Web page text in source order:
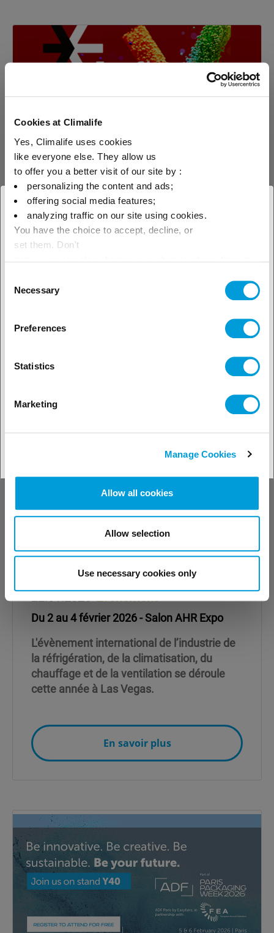
Cookies at Climalife
Yes, Climalife uses cookies
like everyone else. They allow us
to offer you a better visit of our site by :
personalizing the content and ads;
offering social media features;
analyzing traffic on our site using cookies.
You have the choice to accept, decline, or
set them. Don't
Selection
Necessary
Preferences
Statistics
Marketing
Manage Cookies
Allow all cookies
Allow selection
Use necessary cookies only
× Fermer
Sélectionnez votre zone
10.02.2026 Événement
Rendez-vous du 22 au 26 février sur
Euroshop
innovations dans le domaine de la grande
distribution.
22.01.2026 Événement
Du 2 au 4 février 2026 - Salon AHR Expo
L'évènement international de l’industrie de
la réfrigération, de la climatisation, du
chauffage et de la ventilation se déroule
cette année à Las Vegas.
En savoir plus